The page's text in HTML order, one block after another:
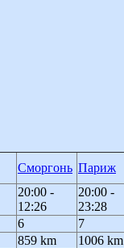
Сморгонь Париж
20:00 -
12:26
20:00 -
23:28
6 7
859 km 1006 km